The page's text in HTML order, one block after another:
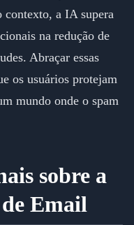
contexto, a IA supera
na redução de
Abraçar essas
os usuários protejam
mundo onde o spam
sobre a
Email